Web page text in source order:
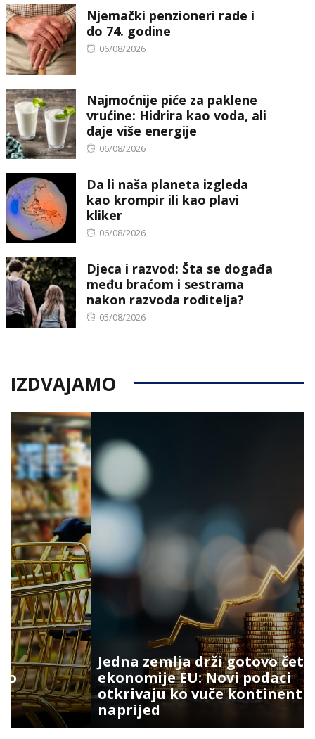
Njemački penzioneri rade i
do 74. godine
Posted
06/08/2026
Najmoćnije piće za paklene
vrućine: Hidrira kao voda, ali
daje više energije
Posted
06/08/2026
Da li naša planeta izgleda
kao krompir ili kao plavi
kliker
Posted
06/08/2026
Djeca i razvod: Šta se događa
među braćom i sestrama
nakon razvoda roditelja?
Posted
05/08/2026
IZDVAJAMO
Jedna zemlja drži gotovo četvrtinu
ekonomije EU: Novi podaci
otkrivaju ko vuče kontinent
naprijed